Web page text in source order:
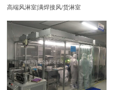
高端风淋室|满焊接风/货淋室